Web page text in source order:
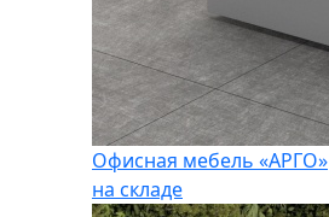
Офисная мебель «АРГО»
на складе